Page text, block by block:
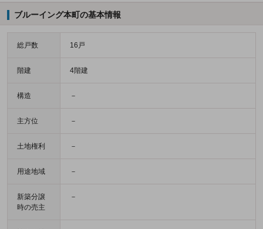
ブルーイング本町の基本情報
総戸数 16戸
階建 4階建
構造 －
主方位 －
土地権利 －
用途地域 －
新築分譲
時の売主
－